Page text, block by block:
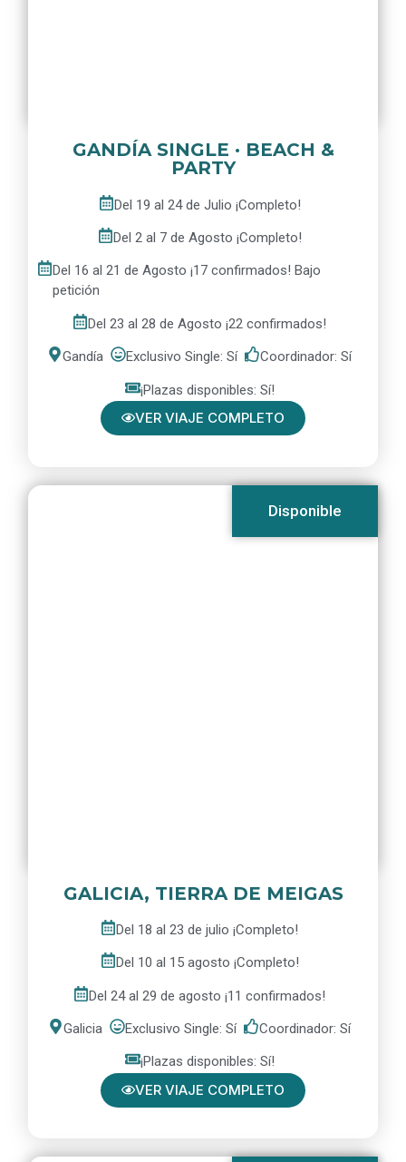
GANDÍA SINGLE · BEACH &
PARTY
Del 19 al 24 de Julio ¡Completo!
Del 2 al 7 de Agosto ¡Completo!
Del 16 al 21 de Agosto ¡17 confirmados! Bajo
petición
Del 23 al 28 de Agosto ¡22 confirmados!
Gandía Exclusivo Single: Sí Coordinador: Sí
¡Plazas disponibles: Sí!
VER VIAJE COMPLETO
Disponible
GALICIA, TIERRA DE MEIGAS
Del 18 al 23 de julio ¡Completo!
Del 10 al 15 agosto ¡Completo!
Del 24 al 29 de agosto ¡11 confirmados!
Galicia Exclusivo Single: Sí Coordinador: Sí
¡Plazas disponibles: Sí!
VER VIAJE COMPLETO